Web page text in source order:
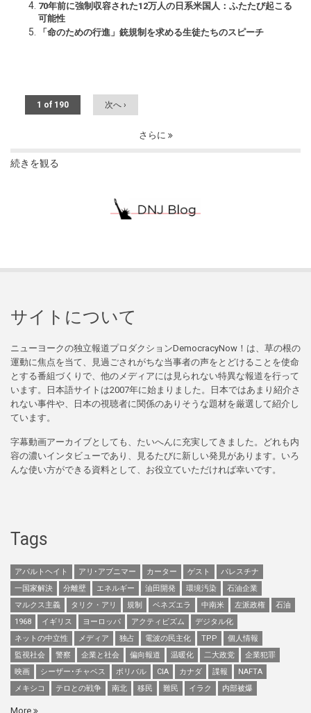
70年前に強制収容された12万人の日系米国人：ふたたび起こる
可能性
「命のための行進」銃規制を求める生徒たちのスピーチ
1 of 190 次へ ›
さらに
続きを観る
サイトについて
ニューヨークの独立報道プロダクションDemocracyNow！は、草の根の
運動に焦点を当て、見過ごされがちな当事者の声をとどけることを使命
とする番組づくりで、他のメディアには見られない特異な報道を行って
います。日本語サイトは2007年に始まりました。日本ではあまり紹介さ
れない事件や、日本の視聴者に関係のありそうな題材を厳選して紹介し
ています。
字幕動画アーカイブとしても、たいへんに充実してきました。どれも内
容の濃いインタビューであり、見るたびに新しい発見があります。いろ
んな使い方ができる資料として、お役立ていただければ幸いです。
Tags
アパルトヘイト アリ･アブニマー カーター ゲスト
パレスチナ
一国家解決
分離壁 エネルギー 油田開発 環境汚染
石油企業
マルクス主義
タリク・アリ 規制 ベネズエラ 中南米 左派政権
石油
1968
イギリス ヨーロッパ アクティビズム
デジタル化
ネットの中立性
メディア 独占 電波の民主化 TPP
個人情報
監視社会
警察 企業と社会 偏向報道 温暖化 二大政党
企業犯罪
映画
シーザー･チャベス ボリバル CIA カナダ 諜報
NAFTA
メキシコ
テロとの戦争 南北 移民 難民 イラク 内部被爆
More